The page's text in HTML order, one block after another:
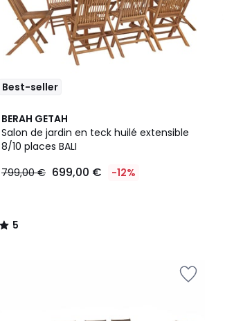
Best-seller
BERAH GETAH
Salon de jardin en teck huilé extensible
8/10 places BALI
799,00 € 699,00 € -12%
5
/
5
5
/